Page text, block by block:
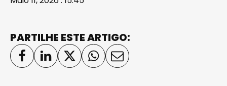
PARTILHE ESTE ARTIGO: